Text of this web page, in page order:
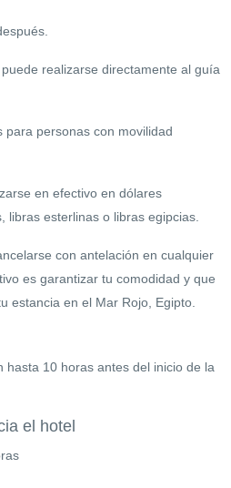
realizarse directamente al guía
para personas con movilidad
en efectivo en dólares
libras esterlinas o libras egipcias.
con antelación en cualquier
es garantizar tu comodidad y que
estancia en el Mar Rojo, Egipto.
hasta 10 horas antes del inicio de la
el hotel